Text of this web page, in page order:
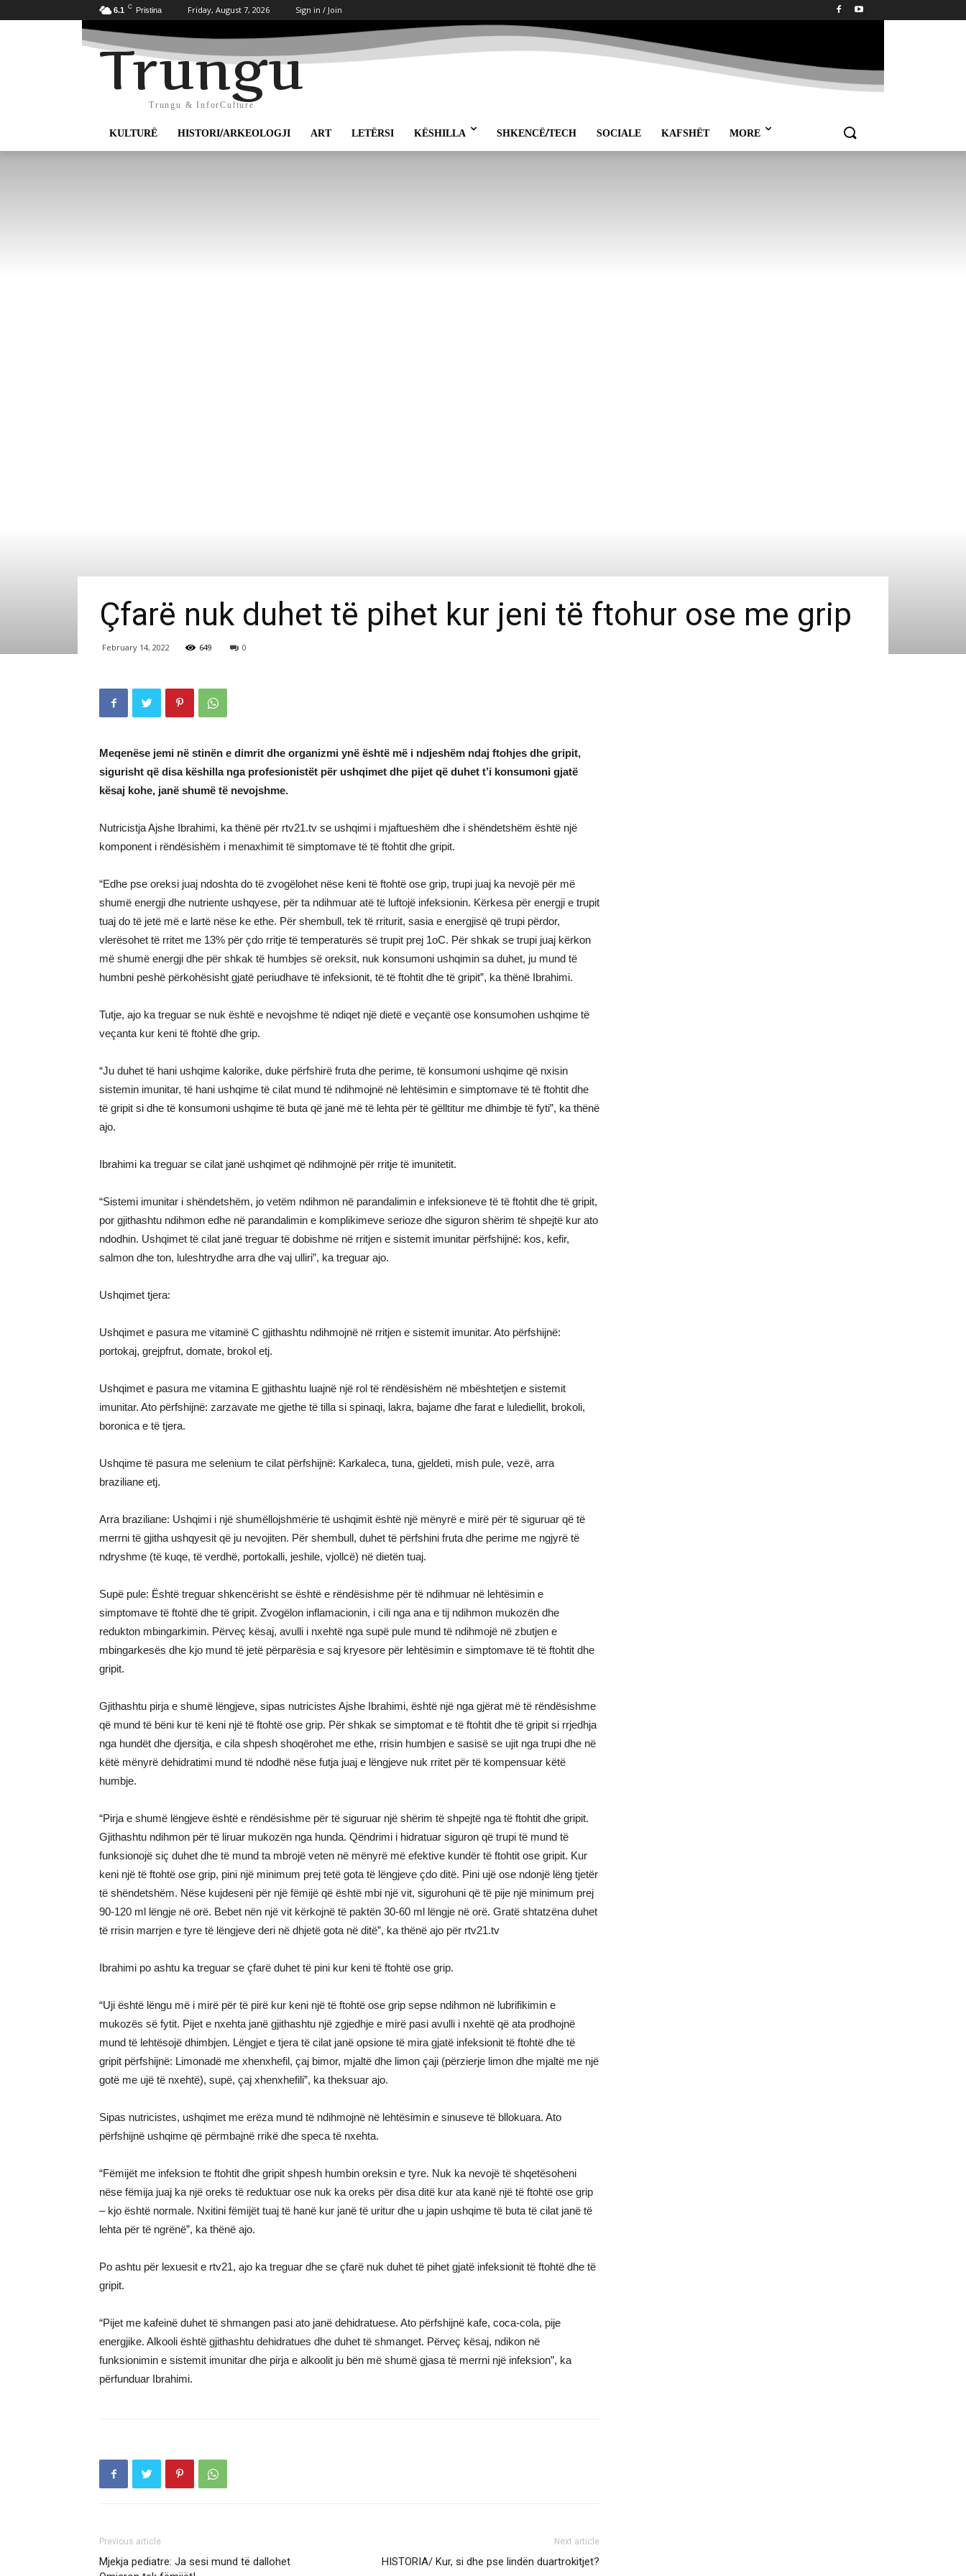
6.1 C Pristina Friday, August 7, 2026 Sign in / Join
Trungu
Trungu & InforCulture
KULTURË HISTORI/ARKEOLOGJI ART LETËRSI KËSHILLA SHKENCË/TECH SOCIALE KAFSHËT MORE
Çfarë nuk duhet të pihet kur jeni të ftohur ose me grip
February 14, 2022 649 0
Meqenëse jemi në stinën e dimrit dhe organizmi ynë është më i ndjeshëm ndaj ftohjes dhe gripit,
sigurisht që disa këshilla nga profesionistët për ushqimet dhe pijet që duhet t’i konsumoni gjatë
kësaj kohe, janë shumë të nevojshme.
Nutricistja Ajshe Ibrahimi, ka thënë për rtv21.tv se ushqimi i mjaftueshëm dhe i shëndetshëm është një
komponent i rëndësishëm i menaxhimit të simptomave të të ftohtit dhe gripit.
“Edhe pse oreksi juaj ndoshta do të zvogëlohet nëse keni të ftohtë ose grip, trupi juaj ka nevojë për më
shumë energji dhe nutriente ushqyese, për ta ndihmuar atë të luftojë infeksionin. Kërkesa për energji e trupit
tuaj do të jetë më e lartë nëse ke ethe. Për shembull, tek të rriturit, sasia e energjisë që trupi përdor,
vlerësohet të rritet me 13% për çdo rritje të temperaturës së trupit prej 1oC. Për shkak se trupi juaj kërkon
më shumë energji dhe për shkak të humbjes së oreksit, nuk konsumoni ushqimin sa duhet, ju mund të
humbni peshë përkohësisht gjatë periudhave të infeksionit, të të ftohtit dhe të gripit”, ka thënë Ibrahimi.
Tutje, ajo ka treguar se nuk është e nevojshme të ndiqet një dietë e veçantë ose konsumohen ushqime të
veçanta kur keni të ftohtë dhe grip.
“Ju duhet të hani ushqime kalorike, duke përfshirë fruta dhe perime, të konsumoni ushqime që nxisin
sistemin imunitar, të hani ushqime të cilat mund të ndihmojnë në lehtësimin e simptomave të të ftohtit dhe
të gripit si dhe të konsumoni ushqime të buta që janë më të lehta për të gëlltitur me dhimbje të fyti”, ka thënë
ajo.
Ibrahimi ka treguar se cilat janë ushqimet që ndihmojnë për rritje të imunitetit.
“Sistemi imunitar i shëndetshëm, jo vetëm ndihmon në parandalimin e infeksioneve të të ftohtit dhe të gripit,
por gjithashtu ndihmon edhe në parandalimin e komplikimeve serioze dhe siguron shërim të shpejtë kur ato
ndodhin. Ushqimet të cilat janë treguar të dobishme në rritjen e sistemit imunitar përfshijnë: kos, kefir,
salmon dhe ton, luleshtrydhe arra dhe vaj ulliri”, ka treguar ajo.
Ushqimet tjera:
Ushqimet e pasura me vitaminë C gjithashtu ndihmojnë në rritjen e sistemit imunitar. Ato përfshijnë:
portokaj, grejpfrut, domate, brokol etj.
Ushqimet e pasura me vitamina E gjithashtu luajnë një rol të rëndësishëm në mbështetjen e sistemit
imunitar. Ato përfshijnë: zarzavate me gjethe të tilla si spinaqi, lakra, bajame dhe farat e lulediellit, brokoli,
boronica e të tjera.
Ushqime të pasura me selenium te cilat përfshijnë: Karkaleca, tuna, gjeldeti, mish pule, vezë, arra
braziliane etj.
Arra braziliane: Ushqimi i një shumëllojshmërie të ushqimit është një mënyrë e mirë për të siguruar që të
merrni të gjitha ushqyesit që ju nevojiten. Për shembull, duhet të përfshini fruta dhe perime me ngjyrë të
ndryshme (të kuqe, të verdhë, portokalli, jeshile, vjollcë) në dietën tuaj.
Supë pule: Është treguar shkencërisht se është e rëndësishme për të ndihmuar në lehtësimin e
simptomave të ftohtë dhe të gripit. Zvogëlon inflamacionin, i cili nga ana e tij ndihmon mukozën dhe
redukton mbingarkimin. Përveç kësaj, avulli i nxehtë nga supë pule mund të ndihmojë në zbutjen e
mbingarkesës dhe kjo mund të jetë përparësia e saj kryesore për lehtësimin e simptomave të të ftohtit dhe
gripit.
Gjithashtu pirja e shumë lëngjeve, sipas nutricistes Ajshe Ibrahimi, është një nga gjërat më të rëndësishme
që mund të bëni kur të keni një të ftohtë ose grip. Për shkak se simptomat e të ftohtit dhe të gripit si rrjedhja
nga hundët dhe djersitja, e cila shpesh shoqërohet me ethe, rrisin humbjen e sasisë se ujit nga trupi dhe në
këtë mënyrë dehidratimi mund të ndodhë nëse futja juaj e lëngjeve nuk rritet për të kompensuar këtë
humbje.
“Pirja e shumë lëngjeve është e rëndësishme për të siguruar një shërim të shpejtë nga të ftohtit dhe gripit.
Gjithashtu ndihmon për të liruar mukozën nga hunda. Qëndrimi i hidratuar siguron që trupi të mund të
funksionojë siç duhet dhe të mund ta mbrojë veten në mënyrë më efektive kundër të ftohtit ose gripit. Kur
keni një të ftohtë ose grip, pini një minimum prej tetë gota të lëngjeve çdo ditë. Pini ujë ose ndonjë lëng tjetër
të shëndetshëm. Nëse kujdeseni për një fëmijë që është mbi një vit, sigurohuni që të pije një minimum prej
90-120 ml lëngje në orë. Bebet nën një vit kërkojnë të paktën 30-60 ml lëngje në orë. Gratë shtatzëna duhet
të rrisin marrjen e tyre të lëngjeve deri në dhjetë gota në ditë”, ka thënë ajo për rtv21.tv
Ibrahimi po ashtu ka treguar se çfarë duhet të pini kur keni të ftohtë ose grip.
“Uji është lëngu më i mirë për të pirë kur keni një të ftohtë ose grip sepse ndihmon në lubrifikimin e
mukozës së fytit. Pijet e nxehta janë gjithashtu një zgjedhje e mirë pasi avulli i nxehtë që ata prodhojnë
mund të lehtësojë dhimbjen. Lëngjet e tjera të cilat janë opsione të mira gjatë infeksionit të ftohtë dhe të
gripit përfshijnë: Limonadë me xhenxhefil, çaj bimor, mjaltë dhe limon çaji (përzierje limon dhe mjaltë me një
gotë me ujë të nxehtë), supë, çaj xhenxhefili”, ka theksuar ajo.
Sipas nutricistes, ushqimet me erëza mund të ndihmojnë në lehtësimin e sinuseve të bllokuara. Ato
përfshijnë ushqime që përmbajnë rrikë dhe speca të nxehta.
“Fëmijët me infeksion te ftohtit dhe gripit shpesh humbin oreksin e tyre. Nuk ka nevojë të shqetësoheni
nëse fëmija juaj ka një oreks të reduktuar ose nuk ka oreks për disa ditë kur ata kanë një të ftohtë ose grip
– kjo është normale. Nxitini fëmijët tuaj të hanë kur janë të uritur dhe u japin ushqime të buta të cilat janë të
lehta për të ngrënë”, ka thënë ajo.
Po ashtu për lexuesit e rtv21, ajo ka treguar dhe se çfarë nuk duhet të pihet gjatë infeksionit të ftohtë dhe të
gripit.
“Pijet me kafeinë duhet të shmangen pasi ato janë dehidratuese. Ato përfshijnë kafe, coca-cola, pije
energjike. Alkooli është gjithashtu dehidratues dhe duhet të shmanget. Përveç kësaj, ndikon në
funksionimin e sistemit imunitar dhe pirja e alkoolit ju bën më shumë gjasa të merrni një infeksion”, ka
përfunduar Ibrahimi.
Previous article
Mjekja pediatre: Ja sesi mund të dallohet
Next article
HISTORIA/ Kur, si dhe pse lindën duartrokitjet?